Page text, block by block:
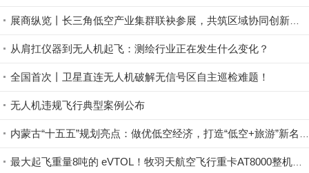
从肩扛仪器到无人机起飞：测绘行业正在发生什么变化？
全国首次丨卫星直连无人机破解无信号区自主巡检难题！
无人机违规飞行典型案例公布